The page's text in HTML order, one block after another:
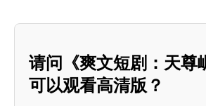
请问《爽文短剧：天尊
可以观看高清版？